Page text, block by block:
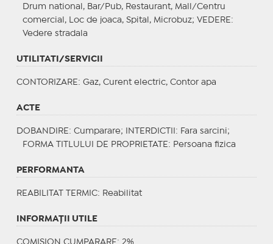
Drum national, Bar/Pub, Restaurant, Mall/Centru
comercial, Loc de joaca, Spital, Microbuz; VEDERE :
Vedere stradala
UTILITATI/SERVICII
CONTORIZARE : Gaz, Curent electric, Contor apa
ACTE
DOBANDIRE : Cumparare; INTERDICTII : Fara sarcini;
FORMA TITLULUI DE PROPRIETATE : Persoana fizica
PERFORMANTA
REABILITAT TERMIC: Reabilitat
INFORMAŢII UTILE
COMISION CUMPARARE: 2%